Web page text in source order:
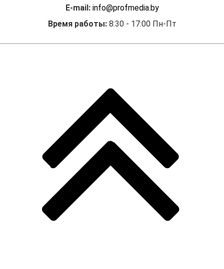
E-mail: info@profmedia.by
Время работы:8:30 - 17:00 Пн-Пт